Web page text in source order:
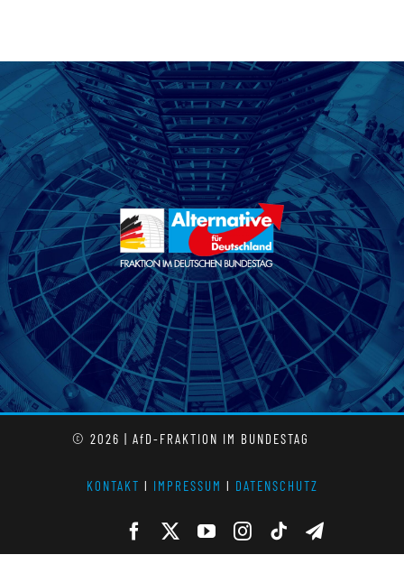
© 2026 | AfD-FRAKTION IM BUNDESTAG
KONTAKT l IMPRESSUM l DATENSCHUTZ